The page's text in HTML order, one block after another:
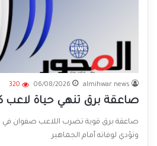
almihwar news
06/08/2026
320
صاعقة برق تنهي حياة لاعب
صاعقة برق قوية تضرب اللاعب صفوان في
وتؤدي لوفاته أمام الجماهير